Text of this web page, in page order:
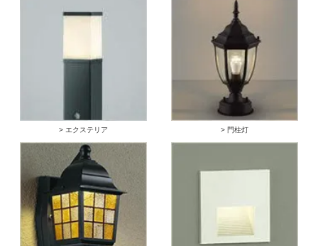
> エクステリア > 門柱灯